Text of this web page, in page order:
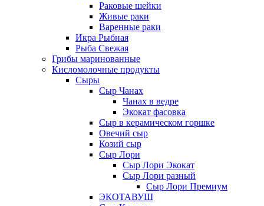
Раковые шейки
Живые раки
Варенные раки
Икра Рыбная
Рыба Свежая
Грибы маринованные
Кисломолочные продукты
Сыры
Сыр Чанах
Чанах в ведре
Экокат фасовка
Сыр в керамическом горшке
Овечий сыр
Козий сыр
Сыр Лори
Сыр Лори Экокат
Сыр Лори разный
Сыр Лори Премиум
ЭКОТАВУШ